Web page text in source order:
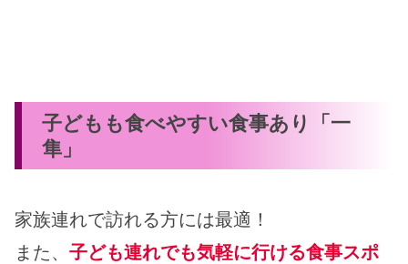
子どもも食べやすい食事あり「一
隼」
家族連れで訪れる方には最適！
また、 子ども連れでも気軽に行ける食事スポ